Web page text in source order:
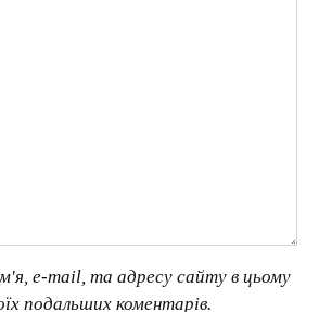
e-mail, та адресу сайту в цьому
подальших коментарів.